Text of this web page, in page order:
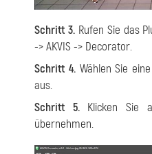
Schritt 3.Rufen Sie das
-> AKVIS -> Decorator.
Schritt 4.Wählen Sie
aus.
Schritt 5.Klicken Sie
übernehmen.